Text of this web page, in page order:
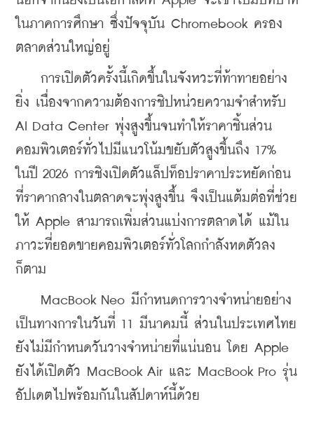
ในภาคการศึกษา ซึ่งปัจจุบัน Chromebook ครอง
ตลาดส่วนใหญ่อยู่
การเปิดตัวครั้งนี้เกิดขึ้นในจังหวะที่ท้าทายอย่าง
ยิ่ง เนื่องจากความต้องการชิปหน่วยความจำสำหรับ
AI Data Center พุ่งสูงขึ้นจนทำให้ราคาชิ้นส่วน
คอมพิวเตอร์ทั่วไปมีแนวโน้มขยับตัวสูงขึ้นถึง 17%
ในปี 2026 การชิงเปิดตัวแล็ปท็อปราคาประหยัดก่อน
ที่ราคากลางในตลาดจะพุ่งสูงขึ้น จึงเป็นแต้มต่อที่ช่วย
ให้ Apple สามารถเพิ่มส่วนแบ่งการตลาดได้ แม้ใน
ภาวะที่ยอดขายคอมพิวเตอร์ทั่วโลกกำลังหดตัวลง
ก็ตาม
MacBook Neo มีกำหนดการวางจำหน่ายอย่าง
เป็นทางการในวันที่ 11 มีนาคมนี้ ส่วนในประเทศไทย
ยังไม่มีกำหนดวันวางจำหน่ายที่แน่นอน โดย Apple
ยังได้เปิดตัว MacBook Air และ MacBook Pro รุ่น
อัปเดตไปพร้อมกันในสัปดาห์นี้ด้วย